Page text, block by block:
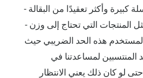
كبيرة وأكثر تعقيدًا من البقالة -
المنتجات التي تحتاج إلى وزن -
هذه الحد الضريبي حيث
المنتسبين لمساعدتنا في
لو كان ذلك يعني الانتظار